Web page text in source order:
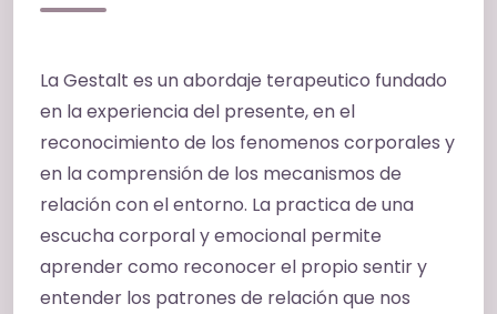
La Gestalt es un abordaje terapeutico fundado
en la experiencia del presente, en el
reconocimiento de los fenomenos corporales y
en la comprensión de los mecanismos de
relación con el entorno. La practica de una
escucha corporal y emocional permite
aprender como reconocer el propio sentir y
entender los patrones de relación que nos